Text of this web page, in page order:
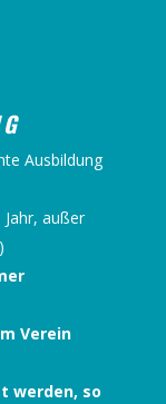
Ausbildung
außer
Verein
werden, so